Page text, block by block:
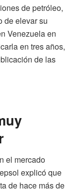
de petróleo,
de elevar su
Venezuela en
en tres años,
de las
el mercado
explicó que
de hace más de